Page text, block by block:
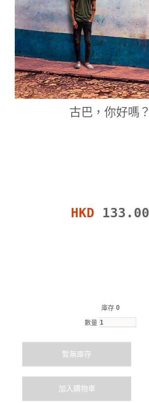
古巴，你好嗎？
HKD 133.00
庫存 0
數量